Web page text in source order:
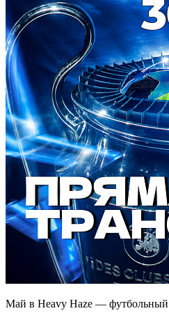
Май в Heavy Haze — футбольный